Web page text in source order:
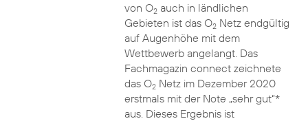
von O2auch in ländlichen
Gebieten ist das O2Netz endgültig
auf Augenhöhe mit dem
Wettbewerb angelangt. Das
Fachmagazin connect zeichnete
das O2Netz im Dezember 2020
erstmals mit der Note „sehr gut“*
aus. Dieses Ergebnis ist